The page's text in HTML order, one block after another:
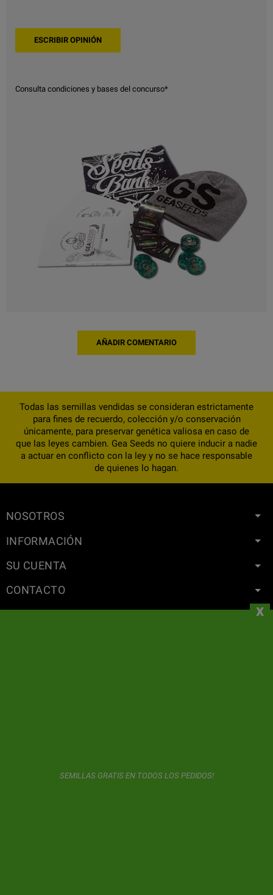
Consulta condiciones y bases del concurso*
AÑADIR COMENTARIO
Todas las semillas vendidas se consideran estrictamente
para fines de recuerdo, colección y/o conservación
únicamente, para preservar genética valiosa en caso de
que las leyes cambien. Gea Seeds no quiere inducir a nadie
a actuar en conflicto con la ley y no se hace responsable
de quienes lo hagan.
NOSOTROS
INFORMACIÓN
SU CUENTA
CONTACTO
SEMILLAS GRATIS EN TODOS LOS PEDIDOS!
x